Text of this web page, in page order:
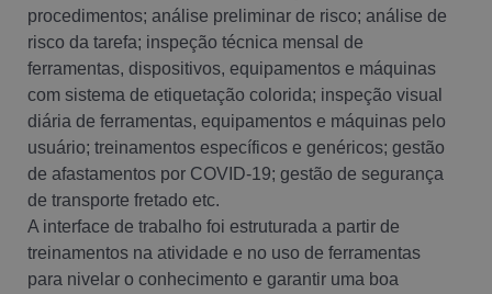
procedimentos; análise preliminar de risco; análise de
risco da tarefa; inspeção técnica mensal de
ferramentas, dispositivos, equipamentos e máquinas
com sistema de etiquetação colorida; inspeção visual
diária de ferramentas, equipamentos e máquinas pelo
usuário; treinamentos específicos e genéricos; gestão
de afastamentos por COVID-19; gestão de segurança
de transporte fretado etc.
A interface de trabalho foi estruturada a partir de
treinamentos na atividade e no uso de ferramentas
para nivelar o conhecimento e garantir uma boa